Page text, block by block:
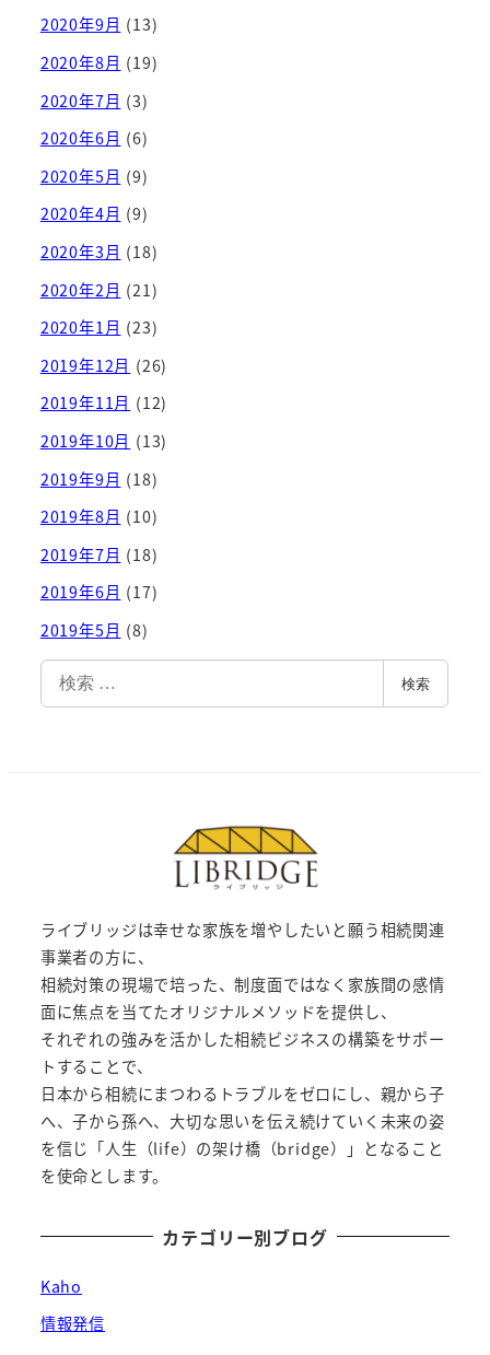
2020年9月 (13)
2020年8月 (19)
2020年7月 (3)
2020年6月 (6)
2020年5月 (9)
2020年4月 (9)
2020年3月 (18)
2020年2月 (21)
2020年1月 (23)
2019年12月 (26)
2019年11月 (12)
2019年10月 (13)
2019年9月 (18)
2019年8月 (10)
2019年7月 (18)
2019年6月 (17)
2019年5月 (8)
索
検索
ライブリッジは幸せな家族を増やしたいと願う相続関連
事業者の方に、
相続対策の現場で培った、制度面ではなく家族間の感情
面に焦点を当てたオリジナルメソッドを提供し、
それぞれの強みを活かした相続ビジネスの構築をサポー
トすることで、
日本から相続にまつわるトラブルをゼロにし、親から子
へ、子から孫へ、大切な思いを伝え続けていく未来の姿
を信じ「人生（life）の架け橋（bridge）」となること
を使命とします。
カテゴリー別ブログ
Kaho
情報発信